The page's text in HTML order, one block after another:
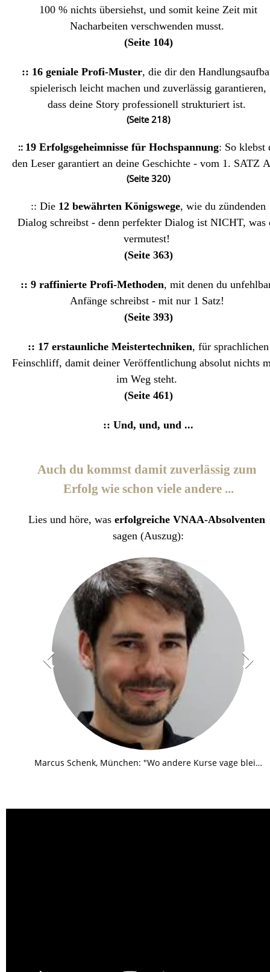
100 % nichts übersiehst, und somit keine Zeit mit
Nacharbeiten verschwenden musst.
(Seite 104)
:: 16 geniale Profi-Muster, die dir den
spielerisch leicht machen und zuverlässig garantieren,
dass deine Story professionell strukturiert ist.
(Seite 218)
:: 19 Erfolgsgeheimnisse für Hochspannung: So klebst
den Leser garantiert an deine Geschichte - vom 1. SATZ
(Seite 320)
:: Die 12 bewährten Königswege, wie du zündenden
Dialog schreibst - denn perfekter Dialog ist NICHT, was
vermutest!
(Seite 363)
:: 9 raffinierte Profi-Methoden, mit denen du
Anfänge schreibst - mit nur 1 Satz!
(Seite 393)
:: 17 erstaunliche Meistertechniken, für sprachlichen
Feinschliff, damit deiner Veröffentlichung absolut nichts
im Weg steht.
(Seite 461)
:: Und, und, und ...
Auch du kommst damit zuverlässig zum
Erfolg wie schon viele andere ...
Lies und höre, was erfolgreiche VNAA-Absolventen
sagen (Auszug):
Marcus Schenk, München: "Wo andere Kurse vage